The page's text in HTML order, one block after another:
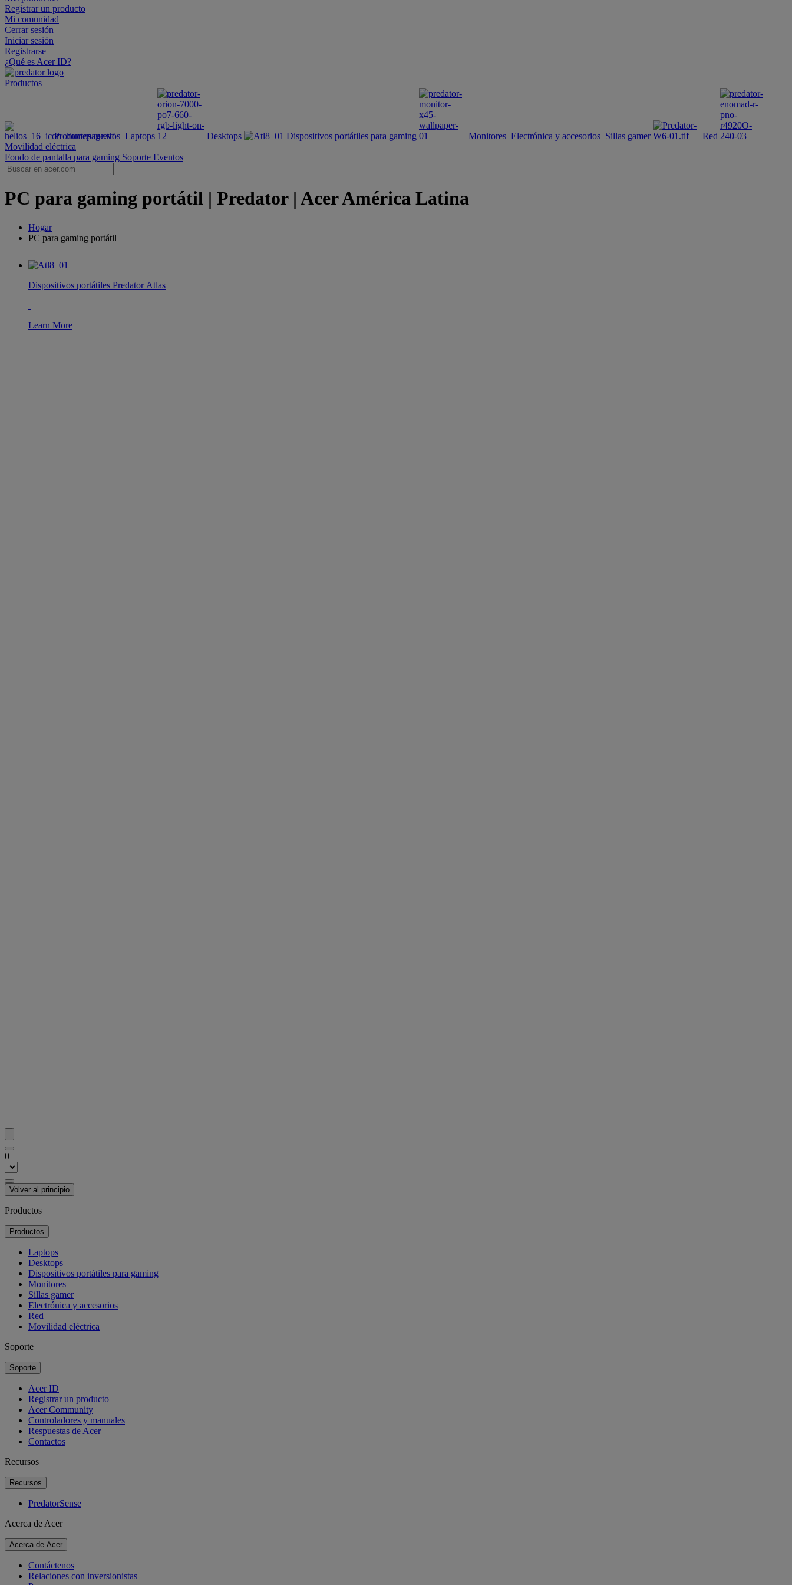
Registrar un producto
Mi comunidad
Cerrar sesión
Iniciar sesión
Registrarse
¿Qué es Acer ID?
Productos
Productos nuevos Laptops Desktops Dispositivos portátiles para gaming Monitores Electrónica y accesorios Sillas gamer
Red
Movilidad eléctrica
Fondo de pantalla para gaming Soporte Eventos
PC para gaming portátil | Predator | Acer América Latina
Hogar
PC para gaming portátil
Dispositivos portátiles Predator Atlas
Learn More
0
Volver al principio
Productos
Productos
Laptops
Desktops
Dispositivos portátiles para gaming
Monitores
Sillas gamer
Electrónica y accesorios
Red
Movilidad eléctrica
Soporte
Soporte
Acer ID
Registrar un producto
Acer Community
Controladores y manuales
Respuestas de Acer
Contactos
Recursos
Recursos
PredatorSense
Acerca de Acer
Acerca de Acer
Contáctenos
Relaciones con inversionistas